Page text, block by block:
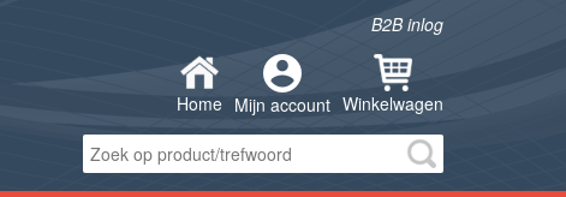
B2B inlog
Home Mijn account Winkelwagen